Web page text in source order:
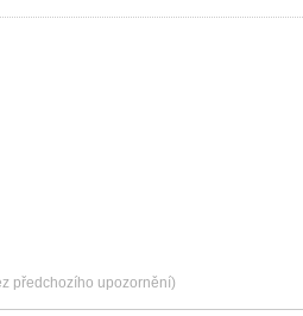
předchozího upozornění)